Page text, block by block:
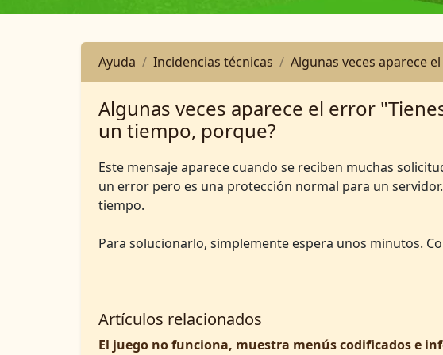
Ayuda Incidencias técnicas Algunas veces aparece
Algunas veces aparece el error
un tiempo, porque?
Este mensaje aparece cuando se reciben muchas
un error pero es una protección normal para un
tiempo.
Para solucionarlo, simplemente espera unos minutos.
Artículos relacionados
El juego no funciona, muestra menús codificados e